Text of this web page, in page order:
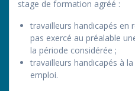
stage de formation agréé :
travailleurs handicapés en
pas exercé au préalable
la période considérée ;
travailleurs handicapés à
emploi.